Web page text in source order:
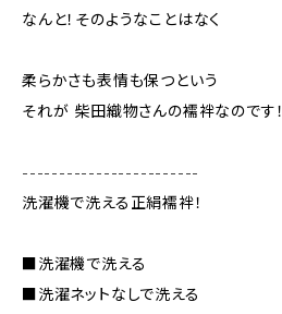
なんと！そのようなことはなく
柔らかさも表情も保つという
それが 柴田織物さんの襦袢なのです！
------------------------
洗濯機で洗える正絹襦袢！
■洗濯機で洗える
■洗濯ネットなしで洗える